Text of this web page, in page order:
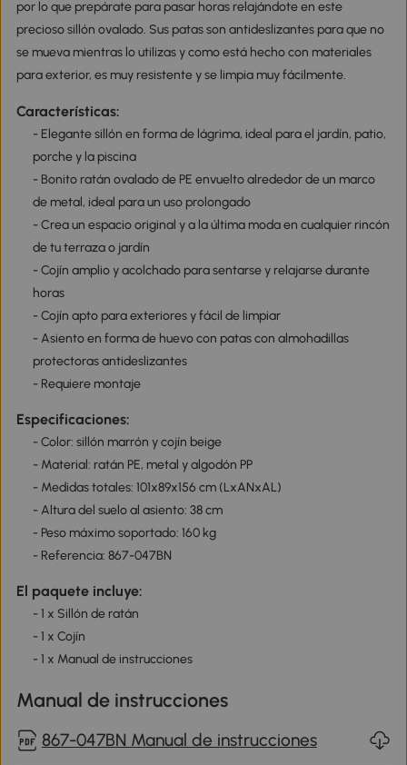
por lo que prepárate para pasar horas relajándote en este
precioso sillón ovalado. Sus patas son antideslizantes para que no
se mueva mientras lo utilizas y como está hecho con materiales
para exterior, es muy resistente y se limpia muy fácilmente.
Características:
- Elegante sillón en forma de lágrima, ideal para el jardín, patio,
porche y la piscina
- Bonito ratán ovalado de PE envuelto alrededor de un marco
de metal, ideal para un uso prolongado
- Crea un espacio original y a la última moda en cualquier rincón
de tu terraza o jardín
- Cojín amplio y acolchado para sentarse y relajarse durante
horas
- Cojín apto para exteriores y fácil de limpiar
- Asiento en forma de huevo con patas con almohadillas
protectoras antideslizantes
- Requiere montaje
Especificaciones:
- Color: sillón marrón y cojín beige
- Material: ratán PE, metal y algodón PP
- Medidas totales: 101x89x156 cm (LxANxAL)
- Altura del suelo al asiento: 38 cm
- Peso máximo soportado: 160 kg
- Referencia: 867-047BN
El paquete incluye:
- 1 x Sillón de ratán
- 1 x Cojín
- 1 x Manual de instrucciones
Manual de instrucciones
867-047BN Manual de instrucciones